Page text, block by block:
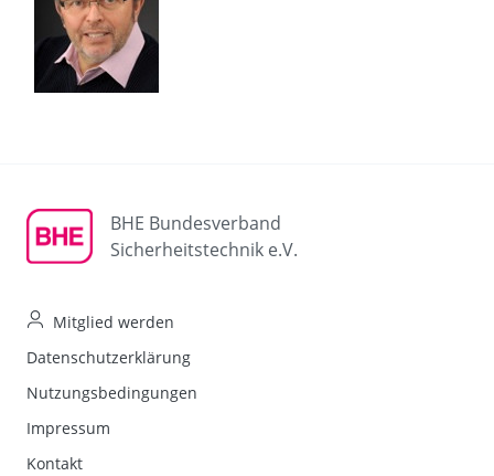
BHE Bundesverband
Sicherheitstechnik e.V.
Mitglied werden
Datenschutzerklärung
Nutzungsbedingungen
Impressum
Kontakt